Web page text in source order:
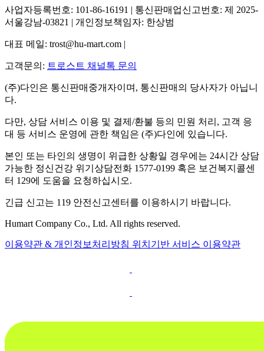
사업자등록번호: 101-86-16191 | 통신판매업신고번호: 제 2025-
서울강남-03821 | 개인정보책임자: 한상범
대표 메일: trost@hu-mart.com |
고객문의: 트로스트 채널톡 문의
(주)다인은 통신판매중개자이며, 통신판매의 당사자가 아닙니
다.
다만, 상담 서비스 이용 및 결제/환불 등의 민원 처리, 고객 응
대 등 서비스 운영에 관한 책임은 (주)다인에 있습니다.
본인 또는 타인의 생명이 위급한 상황일 경우에는 24시간 상담
가능한 정신건강 위기상담전화 1577-0199 혹은 보건복지콜센
터 129에 도움을 요청하십시오.
긴급 신고는 119 안전신고센터를 이용하시기 바랍니다.
Humart Company Co., Ltd. All rights reserved.
이용약관 & 개인정보처리방침 위치기반 서비스 이용약관